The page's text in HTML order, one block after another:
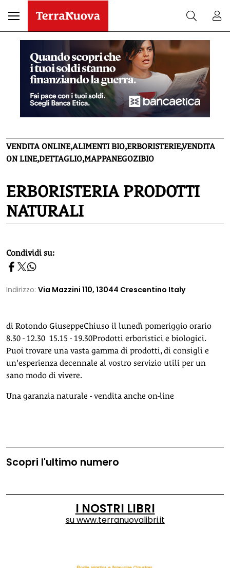
VENDITA ONLINE,ALIMENTI BIO,ERBORISTERIE,VENDITA
ON LINE,DETTAGLIO,MAPPANEGOZIBIO
ERBORISTERIA PRODOTTI
NATURALI
homepage h2
Condividi su:
Indirizzo: Via Mazzini 110, 13044 Crescentino Italy
di Rotondo GiuseppeChiuso il lunedì pomeriggio orario
8.30 - 12.30 15.15 - 19.30Prodotti erboristici e biologici.
Puoi trovare una vasta gamma di prodotti, di consigli e
un'esperienza decennale al vostro servizio utili per un
sano modo di vivere.
Una garanzia naturale - vendita anche on-line
Scopri l'ultimo numero
I NOSTRI LIBRI
suwww.terranuovalibri.it